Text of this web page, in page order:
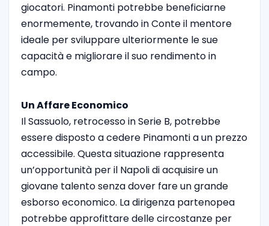
giocatori. Pinamonti potrebbe beneficiarne
enormemente, trovando in Conte il mentore
ideale per sviluppare ulteriormente le sue
capacità e migliorare il suo rendimento in
campo.
Un Affare Economico
Il Sassuolo, retrocesso in Serie B, potrebbe
essere disposto a cedere Pinamonti a un prezzo
accessibile. Questa situazione rappresenta
un’opportunità per il Napoli di acquisire un
giovane talento senza dover fare un grande
esborso economico. La dirigenza partenopea
potrebbe approfittare delle circostanze per